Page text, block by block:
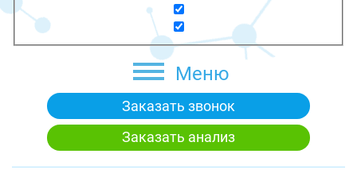
Меню
Заказать звонок
Заказать анализ